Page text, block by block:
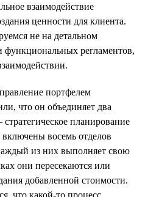
взаимодействие
ценности для клиента.
не на детальном
функциональных регламентов,
портфелем
что он объединяет два
планирование
восемь отделов
из них выполняет свою
они пересекаются или
добавленной стоимости.
что какой-то процесс